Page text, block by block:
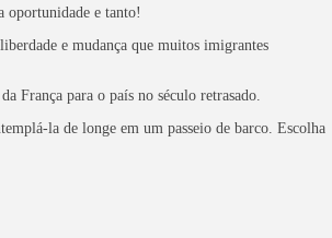
oportunidade e tanto!
e mudança que muitos imigrantes
França para o país no século retrasado.
la de longe em um passeio de barco. Escolha